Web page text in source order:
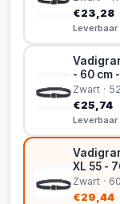
€23,28
Leverbaar
- 60 cm
Zwart ·
€25,74
Leverbaar
XL 55 -
Zwart ·
€29,44